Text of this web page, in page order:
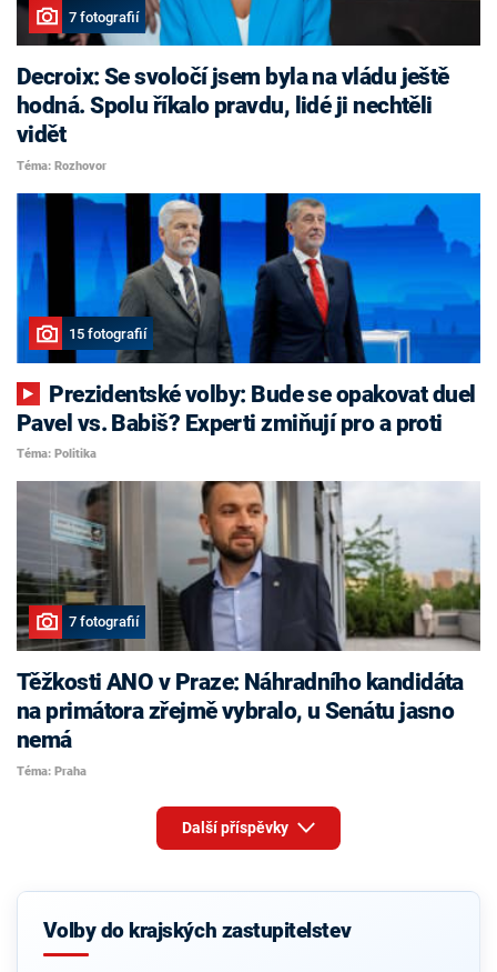
7 fotografií
Decroix: Se svoločí jsem byla na vládu ještě
hodná. Spolu říkalo pravdu, lidé ji nechtěli
vidět
Téma: Rozhovor
15 fotografií
Pavel vs. Babiš? Experti zmiňují pro a proti
Téma: Politika
7 fotografií
Těžkosti ANO v Praze: Náhradního kandidáta
na primátora zřejmě vybralo, u Senátu jasno
nemá
Téma: Praha
Další příspěvky
Volby do krajských zastupitelstev